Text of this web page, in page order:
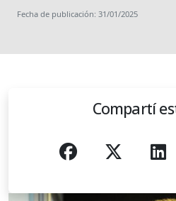
Fecha de publicación: 31/01/2025
Compartí